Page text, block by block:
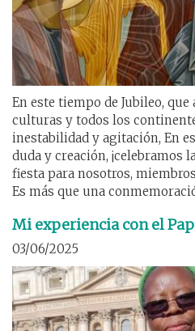
En este tiempo de Jubileo, que
culturas y todos los
inestabilidad y agitación, En
duda y creación, ¡celebramos
fiesta para nosotros,
Es más que una
Mi experiencia con el
03/06/2025